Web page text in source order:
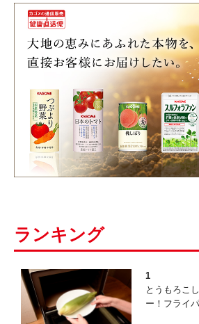
ランキング
1
とうもろこ
ー！フライ